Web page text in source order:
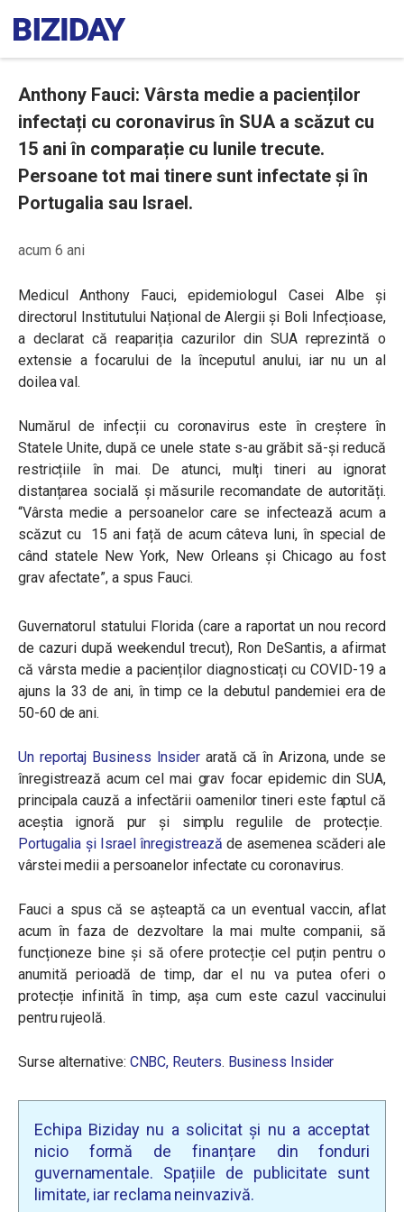
Anthony Fauci: Vârsta medie a pacienților
infectați cu coronavirus în SUA a scăzut cu
15 ani în comparație cu lunile trecute.
Persoane tot mai tinere sunt infectate și în
Portugalia sau Israel.
acum 6 ani
Medicul Anthony Fauci, epidemiologul Casei Albe și
directorul Institutului Național de Alergii și Boli Infecțioase,
a declarat că reapariția cazurilor din SUA reprezintă o
extensie a focarului de la începutul anului, iar nu un al
doilea val.
Numărul de infecții cu coronavirus este în creștere în
Statele Unite, după ce unele state s-au grăbit să-și reducă
restricțiile în mai. De atunci, mulți tineri au ignorat
distanțarea socială și măsurile recomandate de autorități.
“Vârsta medie a persoanelor care se infectează acum a
scăzut cu 15 ani față de acum câteva luni, în special de
când statele New York, New Orleans și Chicago au fost
grav afectate”, a spus Fauci.
Guvernatorul statului Florida (care a raportat un nou record
de cazuri după weekendul trecut), Ron DeSantis, a afirmat
că vârsta medie a pacienților diagnosticați cu COVID-19 a
ajuns la 33 de ani, în timp ce la debutul pandemiei era de
50-60 de ani.
Un reportaj Business Insider arată că în Arizona, unde se
înregistrează acum cel mai grav focar epidemic din SUA,
principala cauză a infectării oamenilor tineri este faptul că
aceștia ignoră pur și simplu regulile de protecție.
Portugalia și Israel înregistrează de asemenea scăderi ale
vârstei medii a persoanelor infectate cu coronavirus.
Fauci a spus că se așteaptă ca un eventual vaccin, aflat
acum în faza de dezvoltare la mai multe companii, să
funcționeze bine și să ofere protecție cel puțin pentru o
anumită perioadă de timp, dar el nu va putea oferi o
protecție infinită în timp, așa cum este cazul vaccinului
pentru rujeolă.
Surse alternative: CNBC, Reuters. Business Insider
Echipa Biziday nu a solicitat și nu a acceptat
nicio formă de finanțare din fonduri
guvernamentale. Spațiile de publicitate sunt
limitate, iar reclama neinvazivă.